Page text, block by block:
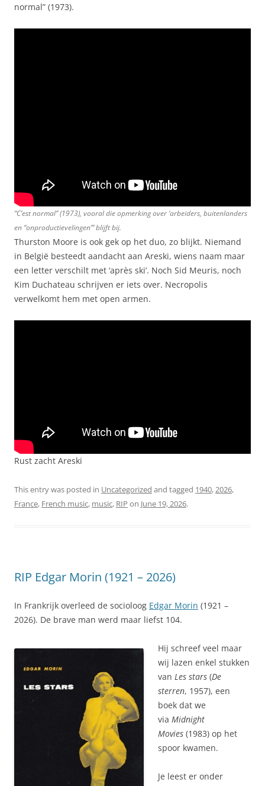
normal” (1973).
“C’est normal” (1973), vooral die opmerking over ‘arbeiders, buitenlanders
en “onproductievelingen”‘ blijft bij.
Thurston Moore is ook gek op het duo, zo blijkt. Niemand
in België besteedt aandacht aan Areski, wiens naam maar
een letter verschilt met ‘après ski’. Noch Sid Meuris, noch
Kim Duchateau schrijven er iets over. Necropolis
verwelkomt hem met open armen.
Rust zacht Areski
This entry was posted in Uncategorized and tagged 1940,2026,
France, French music, music, RIP on June 19, 2026.
RIP Edgar Morin (1921 – 2026)
In Frankrijk overleed de socioloog Edgar Morin (1921 –
2026). De brave man werd maar liefst 104.
Hij schreef veel maar
wij lazen enkel stukken
van Les stars (De
sterren, 1957), een
boek dat we
via Midnight
Movies (1983) op het
spoor kwamen.
Je leest er onder